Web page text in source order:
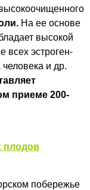
На ее основе
высокой
всех эстроген-
и др.
приеме 200-
плодов
побережье